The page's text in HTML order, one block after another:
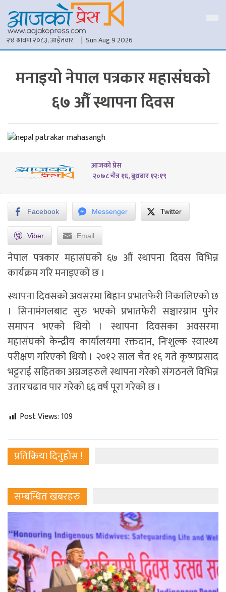
२४ श्रावण २०८३, आईतवार | Sun Aug 9 2026
मनाइयो नेपाल पत्रकार महासंघको
६७ औँ स्थापना दिवस
आजको प्रेस
२०७८ चैत्र १६, बुधबार १२:१९
Facebook Messenger Twitter
Viber Email
नेपाल पत्रकार महासंघको ६७ औं स्थापना दिवस विभिन्न
कार्यक्रम गरि मनाइएको छ ।
स्थापना दिवसको अवसरमा बिहान प्रभातफेरी निकालिएको छ
। सिनामंगलबाट सुरु भएको प्रभातफेरी सञ्चारग्राम पुगेर
समापन भएको थियो । स्थापना दिवसका अवसरमा
महासंघको केन्द्रीय कार्यालयमा रक्तदान, निःशुल्क स्वास्थ्य
परीक्षण गरिएको थियो । २०१२ साल चैत १६ गते कृष्णप्रसाद
भट्टराई सहितका अग्रजहरुले स्थापना गरेको संगठनले विभिन्न
उतारचढाव पार गरेको ६६ वर्ष पूरा गरेको छ ।
Post Views:109
प्रतिक्रिया दिनुहोस !
सम्बन्धित खबरहरु